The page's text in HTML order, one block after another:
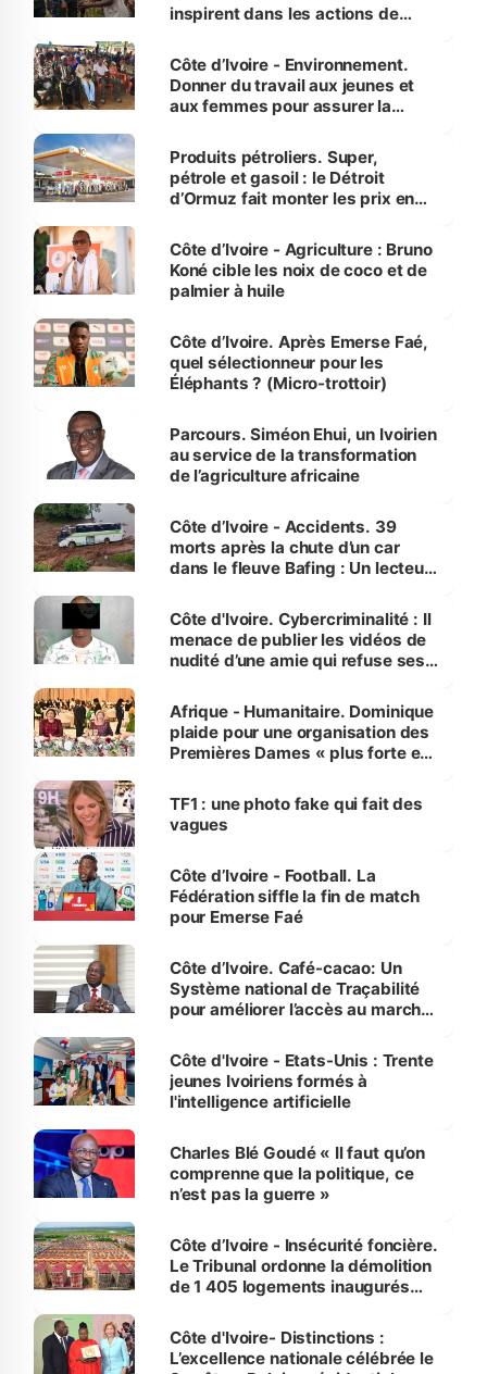
inspirent dans les actions de
Côte d’Ivoire - Environnement.
Donner du travail aux jeunes et
aux femmes pour assurer la
menacées
Produits pétroliers. Super,
pétrole et gasoil : le Détroit
d’Ormuz fait monter les prix en
Côte d’Ivoire - Agriculture : Bruno
Koné cible les noix de coco et de
palmier à huile
Côte d’Ivoire. Après Emerse Faé,
quel sélectionneur pour les
Éléphants ? (Micro-trottoir)
Parcours. Siméon Ehui, un Ivoirien
au service de la transformation
de l’agriculture africaine
Côte d’Ivoire - Accidents. 39
morts après la chute d’un car
dans le fleuve Bafing : Un lecteur
des Transports
Côte d'Ivoire. Cybercriminalité : Il
menace de publier les vidéos de
nudité d’une amie qui refuse ses
Afrique - Humanitaire. Dominique
plaide pour une organisation des
Premières Dames « plus forte et
sur la scène internationale »
TF1 : une photo fake qui fait des
vagues
Côte d’Ivoire - Football. La
Fédération siffle la fin de match
pour Emerse Faé
Côte d’Ivoire. Café-cacao: Un
Système national de Traçabilité
pour améliorer l’accès au marché
Côte d'Ivoire - Etats-Unis : Trente
jeunes Ivoiriens formés à
l'intelligence artificielle
Charles Blé Goudé « Il faut qu’on
comprenne que la politique, ce
n’est pas la guerre »
Côte d’Ivoire - Insécurité foncière.
Le Tribunal ordonne la démolition
de 1 405 logements inaugurés
Bassam
Côte d'Ivoire- Distinctions :
L’excellence nationale célébrée le